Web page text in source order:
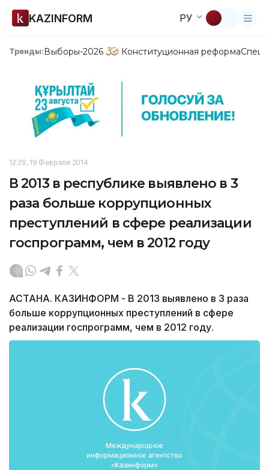
KAZINFORM РУ
Тренды:Выборы-2026 Конституционная реформа
12:29, 19 Февраля 2014
В 2013 в республике выявлено в 3
раза больше коррупционных
преступлений в сфере реализации
госпрограмм, чем в 2012 году
АСТАНА. КАЗИНФОРМ - В 2013 выявлено в 3 раза
больше коррупционных преступлений в сфере
реализации госпрограмм, чем в 2012 году.